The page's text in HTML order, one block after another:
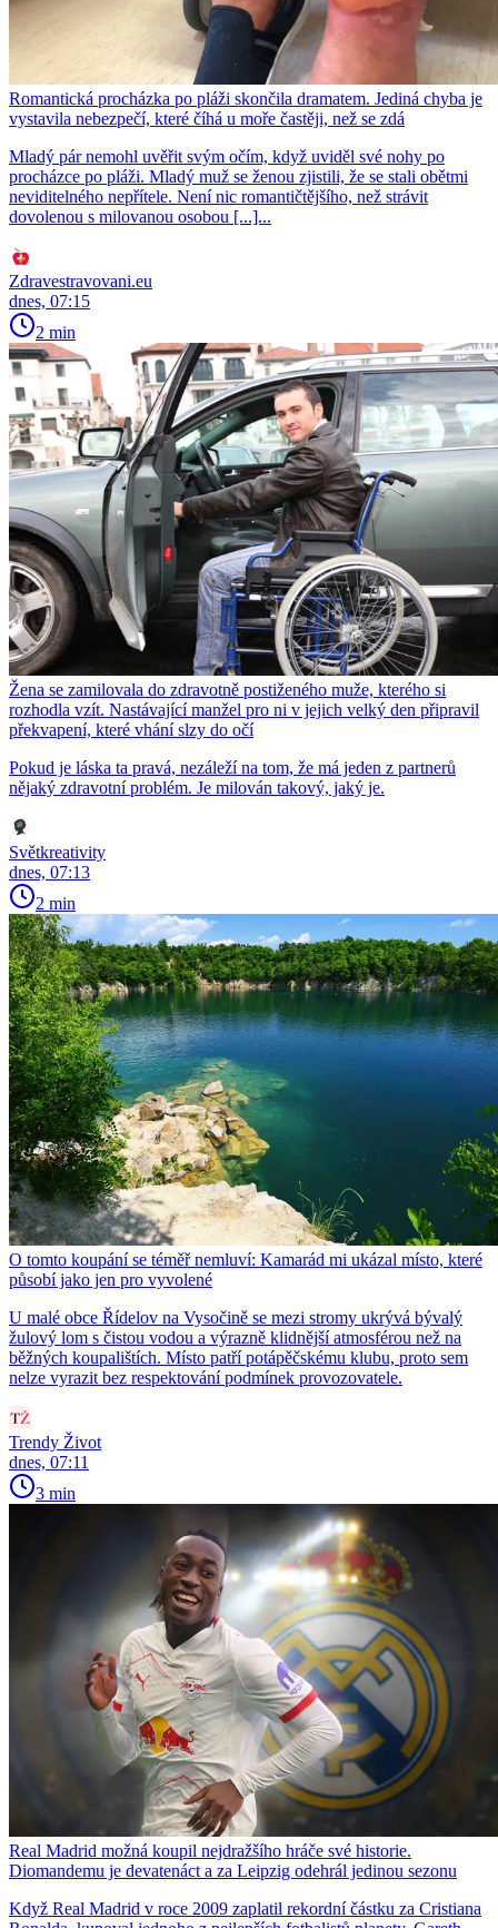
Romantická procházka po pláži skončila dramatem. Jediná chyba je
vystavila nebezpečí, které číhá u moře častěji, než se zdá
Mladý pár nemohl uvěřit svým očím, když uviděl své nohy po
procházce po pláži. Mladý muž se ženou zjistili, že se stali obětmi
neviditelného nepřítele. Není nic romantičtějšího, než strávit
dovolenou s milovanou osobou [...]...
Zdravestravovani.eu
dnes, 07:15
2 min
Žena se zamilovala do zdravotně postiženého muže, kterého si
rozhodla vzít. Nastávající manžel pro ni v jejich velký den připravil
překvapení, které vhání slzy do očí
Pokud je láska ta pravá, nezáleží na tom, že má jeden z partnerů
nějaký zdravotní problém. Je milován takový, jaký je.
Světkreativity
dnes, 07:13
2 min
O tomto koupání se téměř nemluví: Kamarád mi ukázal místo, které
působí jako jen pro vyvolené
U malé obce Řídelov na Vysočině se mezi stromy ukrývá bývalý
žulový lom s čistou vodou a výrazně klidnější atmosférou než na
běžných koupalištích. Místo patří potápěčskému klubu, proto sem
nelze vyrazit bez respektování podmínek provozovatele.
Trendy Život
dnes, 07:11
3 min
Real Madrid možná koupil nejdražšího hráče své historie.
Diomandemu je devatenáct a za Leipzig odehrál jedinou sezonu
Když Real Madrid v roce 2009 zaplatil rekordní částku za Cristiana